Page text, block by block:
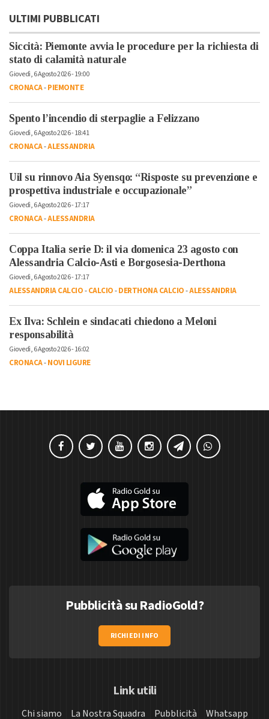
ULTIMI PUBBLICATI
Siccità: Piemonte avvia le procedure per la richiesta di
stato di calamità naturale
Giovedì, 6 Agosto 2026 - 19:00
CRONACA-PIEMONTE
Spento l’incendio di sterpaglie a Felizzano
Giovedì, 6 Agosto 2026 - 18:41
CRONACA-ALESSANDRIA
Uil su rinnovo Aia Syensqo: “Risposte su prevenzione e
prospettiva industriale e occupazionale”
Giovedì, 6 Agosto 2026 - 17:17
CRONACA-ALESSANDRIA
Coppa Italia serie D: il via domenica 23 agosto con
Alessandria Calcio-Asti e Borgosesia-Derthona
Giovedì, 6 Agosto 2026 - 17:17
ALESSANDRIA CALCIO-CALCIO-DERTHONA CALCIO-ALESSANDRIA
Ex Ilva: Schlein e sindacati chiedono a Meloni
responsabilità
Giovedì, 6 Agosto 2026 - 16:02
CRONACA-NOVI LIGURE
Pubblicità su RadioGold?
RICHIEDI INFO
Link utili
Chi siamo La Nostra Squadra Pubblicità
Whatsapp